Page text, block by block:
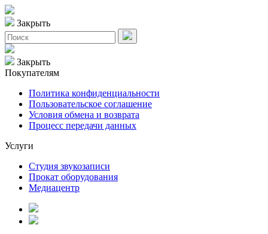
Закрыть
Закрыть
Покупателям
Политика конфиденциальности
Пользовательское соглашение
Условия обмена и возврата
Процесс передачи данных
Услуги
Студия звукозаписи
Прокат оборудования
Медиацентр